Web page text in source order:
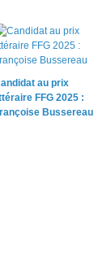
au prix
FFG 2025 :
Bussereau